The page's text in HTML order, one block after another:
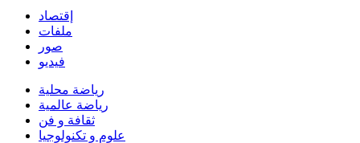
إقتصاد
ملفات
صور
فيديو
رياضة محلية
رياضة عالمية
ثقافة و فن
علوم و تكنولوجيا